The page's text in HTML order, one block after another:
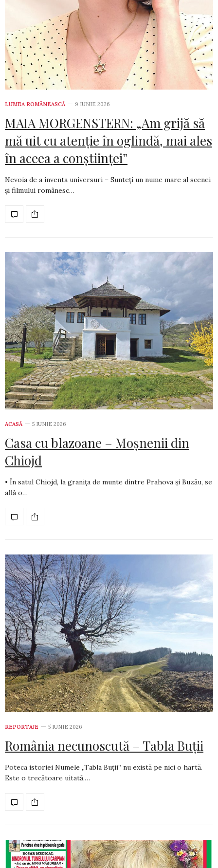
LUMEA ROMÂNEASCĂ 9 IUNIE 2026
MAIA MORGENSTERN: „Am grijă să
mă uit cu atenție în oglindă, mai ales
în aceea a conștiinței”
Nevoia de a inventa universuri – Sunteți un nume mare al scenei
și filmului românesc…
ACASĂ 5 IUNIE 2026
Casa cu blazoane – Moșnenii din
Chiojd
• În satul Chiojd, la granița de munte dintre Prahova și Buzău, se
află o…
REPORTAJE 5 IUNIE 2026
România necunoscută – Tabla Buții
Poteca istoriei Numele „Tabla Buții” nu există pe nici o hartă.
Este o trecătoare uitată,…